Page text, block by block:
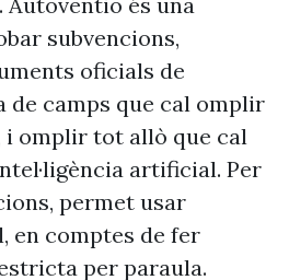
subvencions,
oficials de
de camps que cal omplir
i omplir tot allò que cal
artificial. Per
permet usar
en comptes de fer
per paraula.